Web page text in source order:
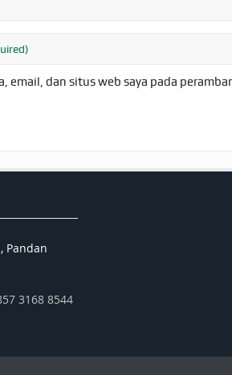
email, dan situs web saya pada
Pandan
3168 8544